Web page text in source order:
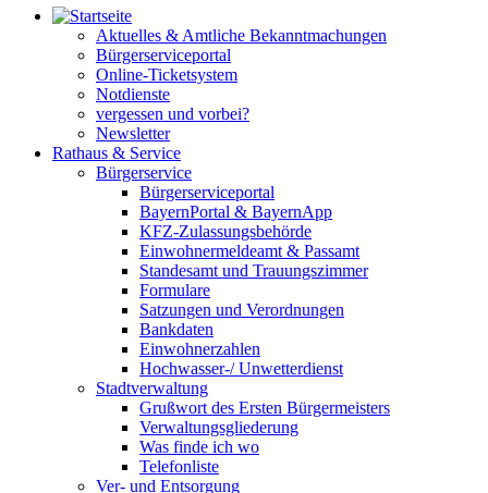
Aktuelles & Amtliche Bekanntmachungen
Bürgerserviceportal
Online-Ticketsystem
Notdienste
vergessen und vorbei?
Newsletter
Rathaus & Service
Bürgerservice
Bürgerserviceportal
BayernPortal & BayernApp
KFZ-Zulassungsbehörde
Einwohnermeldeamt & Passamt
Standesamt und Trauungszimmer
Formulare
Satzungen und Verordnungen
Bankdaten
Einwohnerzahlen
Hochwasser-/ Unwetterdienst
Stadtverwaltung
Grußwort des Ersten Bürgermeisters
Verwaltungsgliederung
Was finde ich wo
Telefonliste
Ver- und Entsorgung